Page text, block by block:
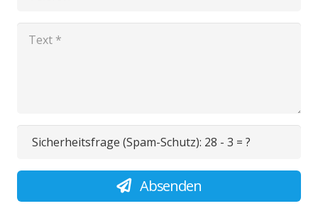
Sicherheitsfrage (Spam-Schutz): 28 - 3 = ?
Absenden